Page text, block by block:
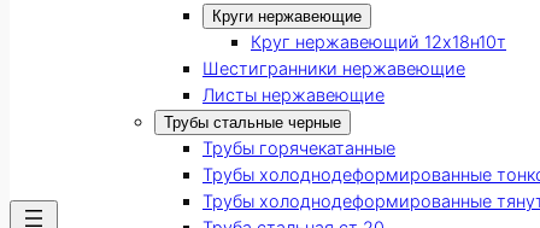
Круги нержавеющие
Круг нержавеющий 12х18н10т
Шестигранники нержавеющие
Листы нержавеющие
Трубы стальные черные
Трубы горячекатанные
Трубы холоднодеформированные
Трубы холоднодеформированные